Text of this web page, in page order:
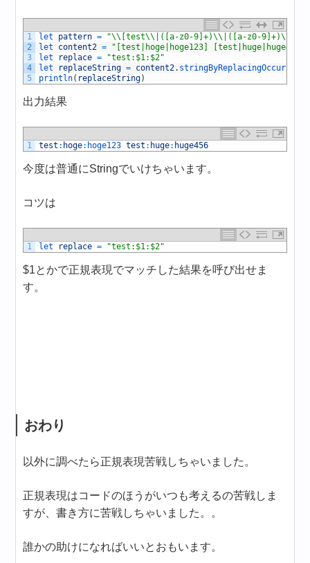
1
2
3
4
5
let pattern =
"\\[test\\|([a-z0-9]+)\\|([a-z0-9]+)\\]"
let content2 =
"[test|hoge|hoge123] [test|huge|huge456]"
let
replace =
"test:$1:$2"
let
replaceString = content2.
println( replaceString)
出力結果
1 test : hoge: hoge123 test : huge: huge456
今度は普通にStringでいけちゃいます。
コツは
1 let replace = "test:$1:$2"
$1とかで正規表現でマッチした結果を呼び出せま
す。
おわり
以外に調べたら正規表現苦戦しちゃいました。
正規表現はコードのほうがいつも考えるの苦戦しま
すが、書き方に苦戦しちゃいました。。
誰かの助けになればいいとおもいます。